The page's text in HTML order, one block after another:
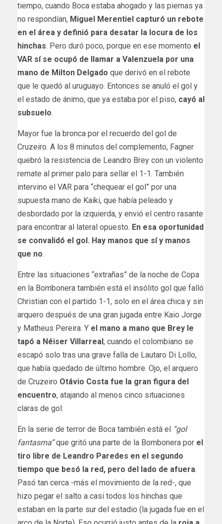
tiempo, cuando Boca estaba ahogado y las piernas ya
no respondían, Miguel Merentiel capturó un rebote
en el área y definió para desatar la locura de los
hinchas. Pero duró poco, porque en ese momento el
VAR sí se ocupó de llamar a Valenzuela por una
mano de Milton Delgado que derivó en el rebote
que le quedó al uruguayo. Entonces se anuló el gol y
el estado de ánimo, que ya estaba por el piso, cayó al
subsuelo.
Mayor fue la bronca por el recuerdo del gol de
Cruzeiro. A los 8 minutos del complemento, Fagner
quebró la resistencia de Leandro Brey con un violento
remate al primer palo para sellar el 1-1. También
intervino el VAR para “chequear el gol” por una
supuesta mano de Kaiki, que había peleado y
desbordado por la izquierda, y envió el centro rasante
para encontrar al lateral opuesto. En esa oportunidad
se convalidó el gol. Hay manos que sí y manos
que no.
Entre las situaciones “extrañas” de la noche de Copa
en la Bombonera también está el insólito gol que falló
Christian con el partido 1-1, solo en el área chica y sin
arquero después de una gran jugada entre Kaio Jorge
y Matheus Pereira. Y el mano a mano que Brey le
tapó a Néiser Villarreal, cuando el colombiano se
escapó solo tras una grave falla de Lautaro Di Lollo,
que había quedado de último hombre. Ojo, el arquero
de Cruzeiro Otávio Costa fue la gran figura del
encuentro, atajando al menos cinco situaciones
claras de gol.
En la serie de terror de Boca también está el “gol
fantasma”que gritó una parte de la Bombonera por el
tiro libre de Leandro Paredes en el segundo
tiempo que besó la red, pero del lado de afuera.
Pasó tan cerca -más el movimiento de la red-, que
hizo pegar el salto a casi todos los hinchas que
estaban en la parte sur del estadio (la jugada fue en el